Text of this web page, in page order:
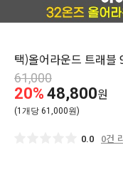
택)올어라운드 트래
61,000
20% 48,800원
(1개당 61,000원)
0.0 0건